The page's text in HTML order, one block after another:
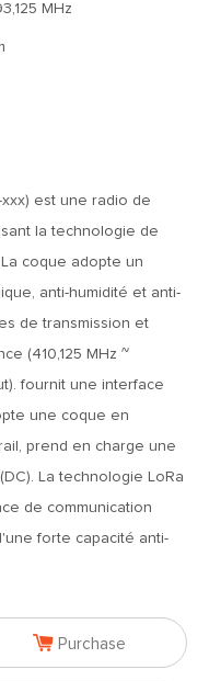
MHz
xxx) est une radio de
la technologie de
coque adopte un
anti-humidité et anti-
de transmission et
(410,125 MHz ~
fournit une interface
une coque en
prend en charge une
La technologie LoRa
de communication
forte capacité anti-
 Purchase